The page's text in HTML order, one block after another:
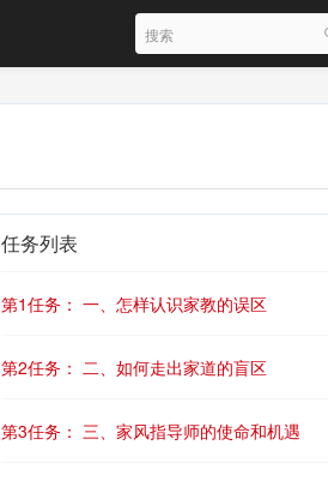
任务列表
第1任务： 一、怎样认识家教的误区
第2任务： 二、如何走出家道的盲区
第3任务： 三、家风指导师的使命和机遇